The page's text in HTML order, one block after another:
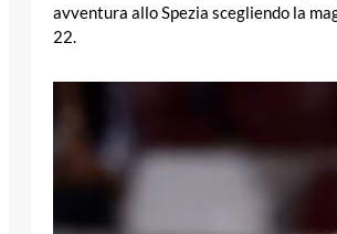
avventura allo Spezia scegliendo la
22.